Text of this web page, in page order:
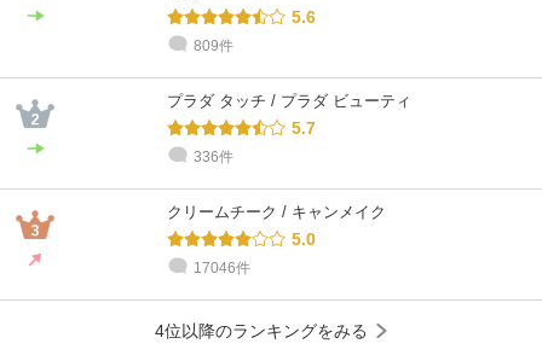
5.6
809件
プラダ タッチ / プラダ ビューティ
5.7
336件
クリームチーク / キャンメイク
5.0
17046件
4位以降のランキングをみる